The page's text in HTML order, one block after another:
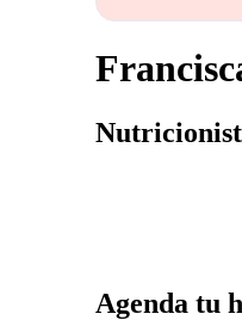
Agenda tu